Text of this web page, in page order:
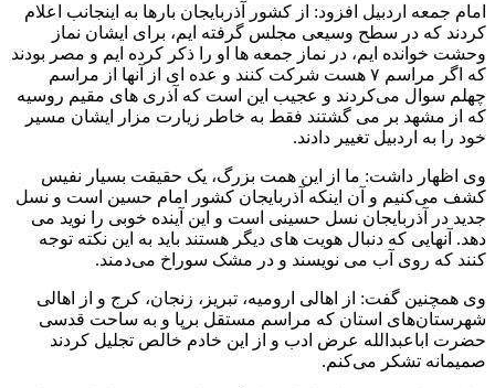
امام جمعه اردبیل افزود: از کشور آذربایجان بارها به اینجانب اعلام
کردند که در سطح وسیعی مجلس گرفته ایم، برای ایشان نماز
وحشت خوانده ایم، در نماز جمعه ها او را ذکر کرده ایم و مصر بودند
که اگر مراسم ۷ هست شرکت کنند و عده ای از آنها از مراسم
چهلم سوال می‌کردند و عجیب این است که آذری های مقیم روسیه
که از مشهد بر می گشتند فقط به خاطر زیارت مزار ایشان مسیر
خود را به اردبیل تغییر دادند.
وی اظهار داشت: ما از این همت بزرگ، یک حقیقت بسیار نفیس
کشف می‌کنیم و آن اینکه آذربایجان کشور امام حسین است و نسل
جدید در آذربایجان نسل حسینی است و این آینده خوبی را نوید می
دهد. آنهایی که دنبال هویت های دیگر هستند باید به این نکته توجه
کنند که روی آب می نویسند و در مشک سوراخ می‌دمند.
وی همچنین گفت: از اهالی ارومیه، تبریز، زنجان، کرج و از اهالی
شهرستان‌های استان که مراسم مستقل برپا و به ساحت قدسی
حضرت اباعبدالله عرض ادب و از این خادم خالص تجلیل کردند
صمیمانه تشکر می‌کنم.